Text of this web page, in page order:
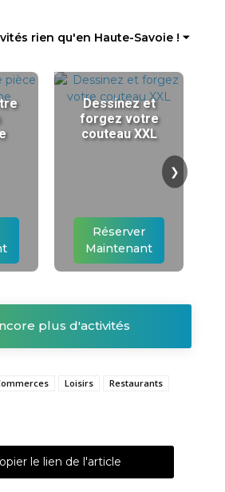
rien qu'en Haute-Savoie ! ⏷
Dessinez et
forgez votre
couteau XXL
Réserver
Maintenant
❯
plus d'activités
Loisirs
Restaurants
le lien de l'article